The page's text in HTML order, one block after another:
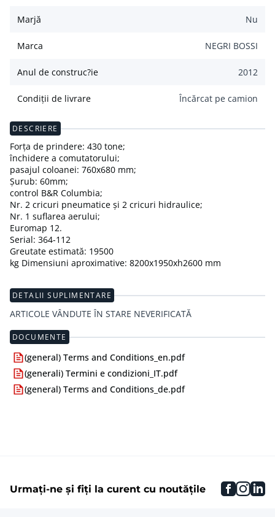
Marjă Nu
Marca NEGRI BOSSI
Anul de construc?ie 2012
Condiții de livrare Încărcat pe camion
DESCRIERE
Forța de prindere: 430 tone;
închidere a comutatorului;
pasajul coloanei: 760x680 mm;
Șurub: 60mm;
control B&R Columbia;
Nr. 2 cricuri pneumatice și 2 cricuri hidraulice;
Nr. 1 suflarea aerului;
Euromap 12.
Serial: 364-112
Greutate estimată: 19500
kg Dimensiuni aproximative: 8200x1950xh2600 mm
DETALII SUPLIMENTARE
ARTICOLE VÂNDUTE ÎN STARE NEVERIFICATĂ
DOCUMENTE
(general) Terms and Conditions_en.pdf
(generali) Termini e condizioni_IT.pdf
(general) Terms and Conditions_de.pdf
Urmați-ne și fiți la curent cu noutățile